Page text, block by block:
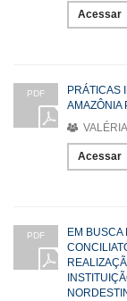
Acessar
PDF
PRÁTICAS
AMAZÔNIA
Acessar
PDF
EM BUSCA